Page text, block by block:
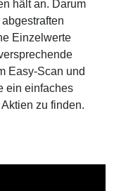
hält an. Darum
Einzelwerte
Easy-Scan und
ein einfaches
zu finden.